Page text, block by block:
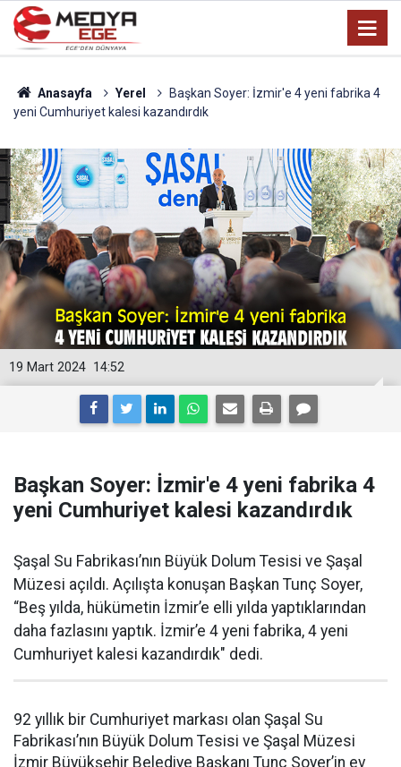
Anasayfa Yerel
Başkan Soyer: İzmir'e 4 yeni fabrika 4
yeni Cumhuriyet kalesi kazandırdık
14:52
19 Mart 2024
Başkan Soyer: İzmir'e 4 yeni fabrika 4
yeni Cumhuriyet kalesi kazandırdık
Şaşal Su Fabrikası’nın Büyük Dolum Tesisi ve Şaşal
Müzesi açıldı. Açılışta konuşan Başkan Tunç Soyer,
“Beş yılda, hükümetin İzmir’e elli yılda yaptıklarından
daha fazlasını yaptık. İzmir’e 4 yeni fabrika, 4 yeni
Cumhuriyet kalesi kazandırdık" dedi.
92 yıllık bir Cumhuriyet markası olan Şaşal Su
Fabrikası’nın Büyük Dolum Tesisi ve Şaşal Müzesi
İzmir Büyükşehir Belediye Başkanı Tunç Soyer’in ev